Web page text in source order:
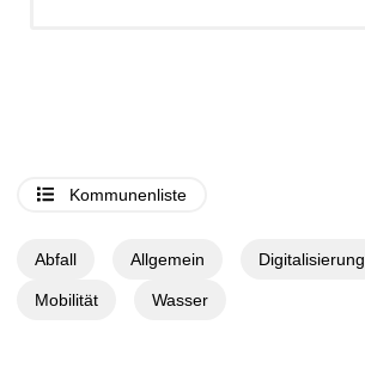
Kommunenliste
Abfall Allgemein Digitalisierung
Mobilität Wasser